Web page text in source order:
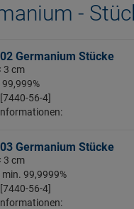
-
Germanium Stücke
3 cm
99,999%
56-4]
Germanium Stücke
3 cm
min. 99,9999%
56-4]